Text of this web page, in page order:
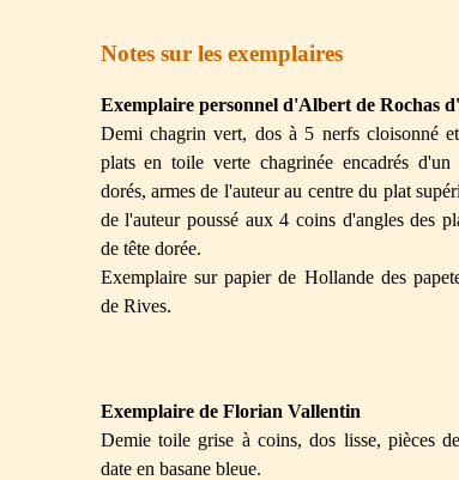
Notes sur les exemplaires
Exemplaire personnel d'Albert de Rochas
Demi chagrin vert, dos à 5 nerfs cloisonné
plats en toile verte chagrinée encadrés
dorés, armes de l'auteur au centre du plat
de l'auteur poussé aux 4 coins d'angles des
de tête dorée.
Exemplaire sur papier de Hollande des
de Rives.
Exemplaire de Florian Vallentin
Demie toile grise à coins, dos lisse, pièces
date en basane bleue.